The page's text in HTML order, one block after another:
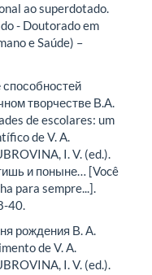
ao superdotado.
- Doutorado em
e Saúde) –
творчестве В.А.
de escolares: um
de V. A.
I. V. (ed.).
и поныне… [Você
para sempre...].
40.
рождения В. А.
de V. A.
I. V. (ed.).